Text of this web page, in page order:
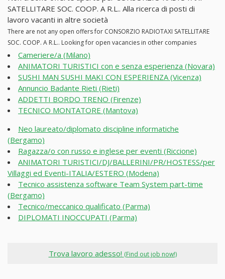
SATELLITARE SOC. COOP. A R.L.. Alla ricerca di posti di
lavoro vacanti in altre società
There are not any open offers for CONSORZIO RADIOTAXI SATELLITARE
SOC. COOP. A R.L.. Looking for open vacancies in other companies
Cameriere/a (Milano)
ANIMATORI TURISTICI con e senza esperienza (Novara)
SUSHI MAN SUSHI MAKI CON ESPERIENZA (Vicenza)
Annuncio Badante Rieti (Rieti)
ADDETTI BORDO TRENO (Firenze)
TECNICO MONTATORE (Mantova)
Neo laureato/diplomato discipline informatiche
(Bergamo)
Ragazza/o con russo e inglese per eventi (Riccione)
ANIMATORI TURISTICI/DJ/BALLERINI/PR/HOSTESS/per
Villaggi ed Eventi-ITALIA/ESTERO (Modena)
Tecnico assistenza software Team System part-time
(Bergamo)
Tecnico/meccanico qualificato (Parma)
DIPLOMATI INOCCUPATI (Parma)
Trova lavoro adesso! (Find out job now!)